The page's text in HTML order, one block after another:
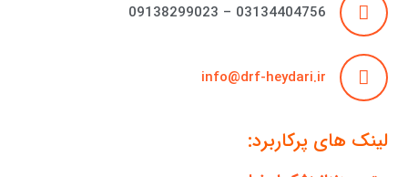
03134404756 – 09138299023
info@drf-heydari.ir
لینک های پرکاربرد: